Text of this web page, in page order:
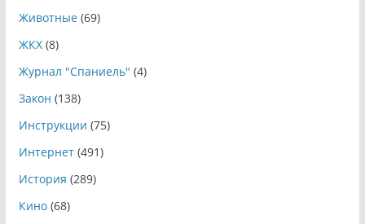
Животные(69)
ЖКХ(8)
Журнал "Спаниель" (4)
Закон (138)
Инструкции (75)
Интернет(491)
История (289)
Кино(68)